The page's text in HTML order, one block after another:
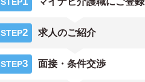
STEP2 求人のご紹介
STEP3 面接・条件交渉